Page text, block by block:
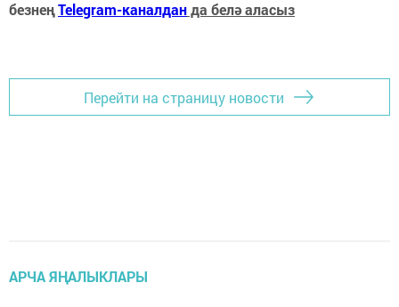
безнеңTelegram-каналданда белә аласыз
Перейти на страницу новости
АРЧА ЯҢАЛЫКЛАРЫ